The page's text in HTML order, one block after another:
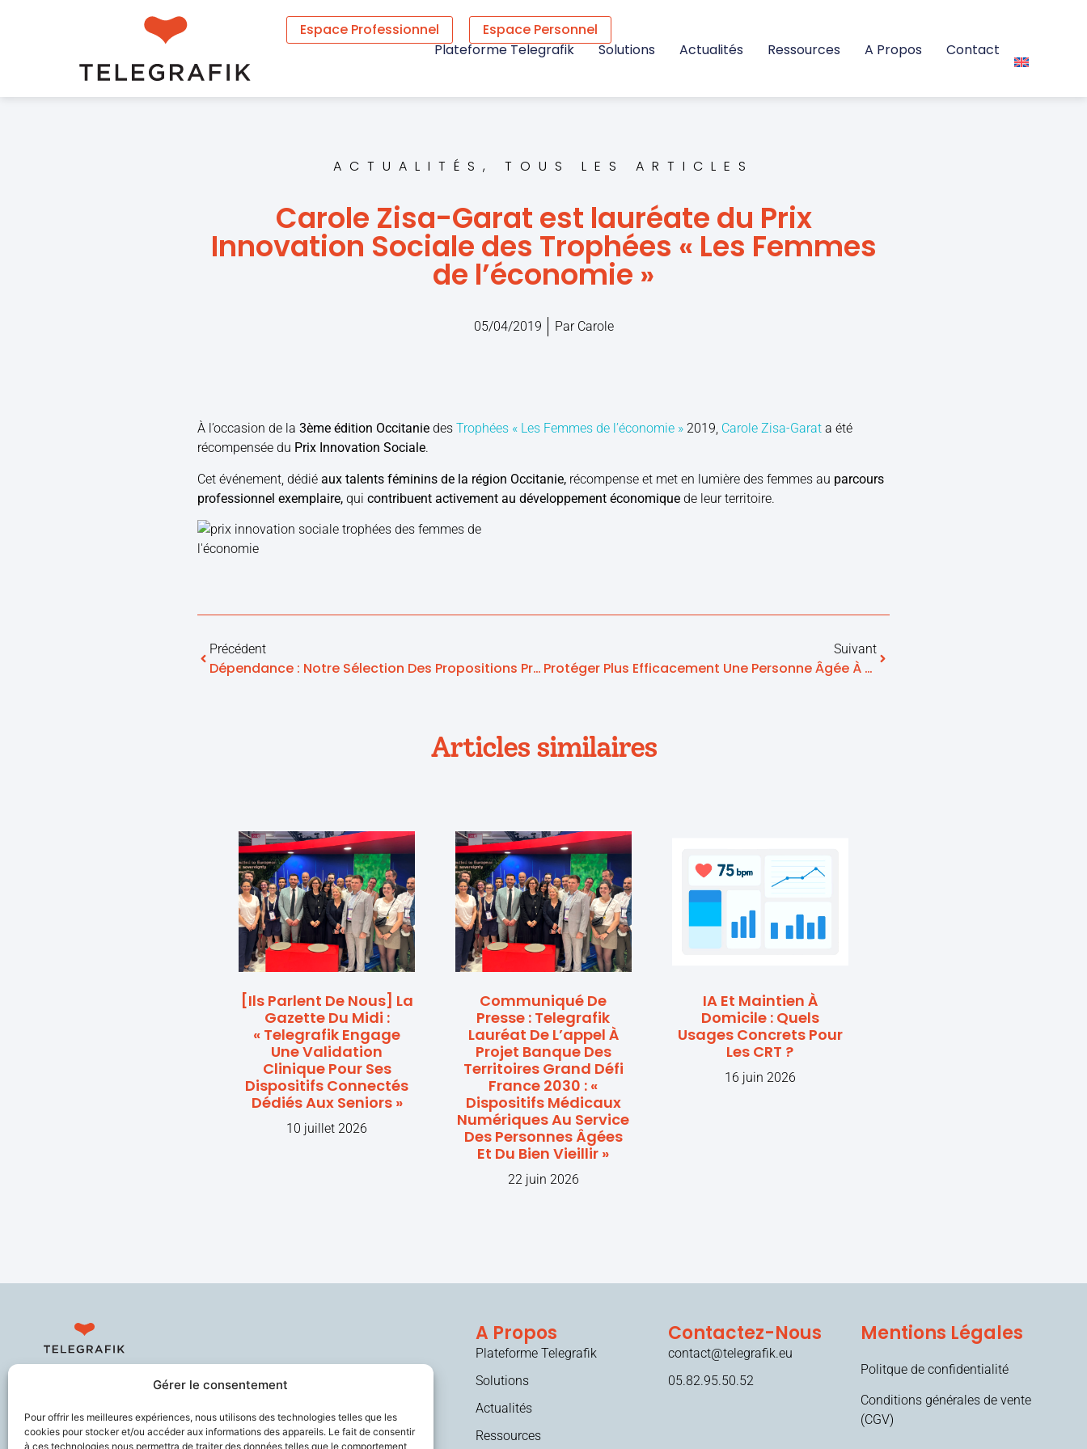
Gérer le consentement
Pour offrir les meilleures expériences, nous utilisons des technologies telles que les
cookies pour stocker et/ou accéder aux informations des appareils. Le fait de consentir
à ces technologies nous permettra de traiter des données telles que le comportement
Espace Professionnel
Espace Personnel
Plateforme Telegrafik
Solutions Actualités Ressources A Propos Contact
ACTUALITÉS , TOUS LES ARTICLES
Carole Zisa-Garat est lauréate du Prix
Innovation Sociale des Trophées « Les Femmes
de l’économie »
05/04/2019 ParCarole
À l’occasion de la 3ème édition Occitanie des Trophées « Les Femmes de l’économie » 2019, Carole Zisa-Garat a été
récompensée du Prix Innovation Sociale.
Cet événement, dédié aux talents féminins de la région Occitanie, récompense et met en lumière des femmes au parcours
professionnel exemplaire, qui contribuent activement au développement économique de leur territoire.
Précédent
Dépendance : Notre Sélection Des Propositions Provenant Du Rapport Sur Le Grand Âge Et L’autonomie Remis Au Gouvernement Le 28 Mars En Vue D’une Loi
Suivant
Protéger Plus Efficacement Une Personne Âgée À Domicile Avec Une Téléassistance Enrichie
Articles similaires
[Ils Parlent De Nous] La
Gazette Du Midi :
« Telegrafik Engage
Une Validation
Clinique Pour Ses
Dispositifs Connectés
Dédiés Aux Seniors »
10 juillet 2026
Communiqué De
Presse : Telegrafik
Lauréat De L’appel À
Projet Banque Des
Territoires Grand Défi
France 2030 : «
Dispositifs Médicaux
Numériques Au Service
Des Personnes Âgées
Et Du Bien Vieillir »
22 juin 2026
IA Et Maintien À
Domicile : Quels
Usages Concrets Pour
Les CRT ?
16 juin 2026
lien avec leurs aidants et les
soignants, améliore le confort de
travail des professionnels du
A Propos
Plateforme Telegrafik
Solutions
Actualités
Ressources
Contactez-Nous
contact@telegrafik.eu
05.82.95.50.52
Mentions Légales
Politque de confidentialité
Conditions générales de vente
(CGV)